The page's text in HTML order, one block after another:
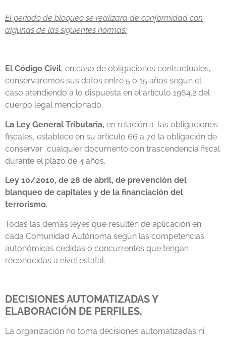
El periodo de bloqueo se realizara de conformidad con
algunas de las siguientes normas:
El Código Civil, en caso de obligaciones contractuales,
conservaremos sus datos entre 5 o 15 años según el
caso atendiendo a lo dispuesta en el artículo 1964.2 del
cuerpo legal mencionado.
La Ley General Tributaria, en relación a las obligaciones
fiscales, establece en su artículo 66 a 70 la obligación de
conservar cualquier documento con trascendencia fiscal
durante el plazo de 4 años.
Ley 10/2010, de 28 de abril, de prevención del
blanqueo de capitales y de la financiación del
terrorismo.
Todas las demás leyes que resulten de aplicación en
cada Comunidad Autónoma según las competencias
autonómicas cedidas o concurrentes que tengan
reconocidas a nivel estatal.
DECISIONES AUTOMATIZADAS Y
ELABORACIÓN DE PERFILES.
La organización no toma decisiones automatizadas ni